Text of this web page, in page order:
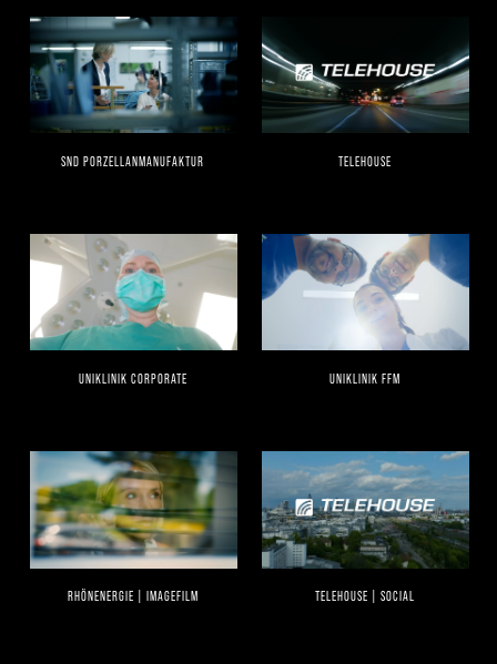
SND PORZELLANMANUFAKTUR TELEHOUSE
UNIKLINIK CORPORATE UNIKLINIK FFM
RHÖNENERGIE | IMAGEFILM TELEHOUSE | SOCIAL